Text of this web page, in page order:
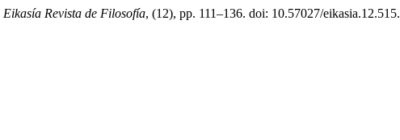
Eikasía Revista de Filosofía, (12), pp. 111–136. doi: 10.57027/eikasia.12.515.